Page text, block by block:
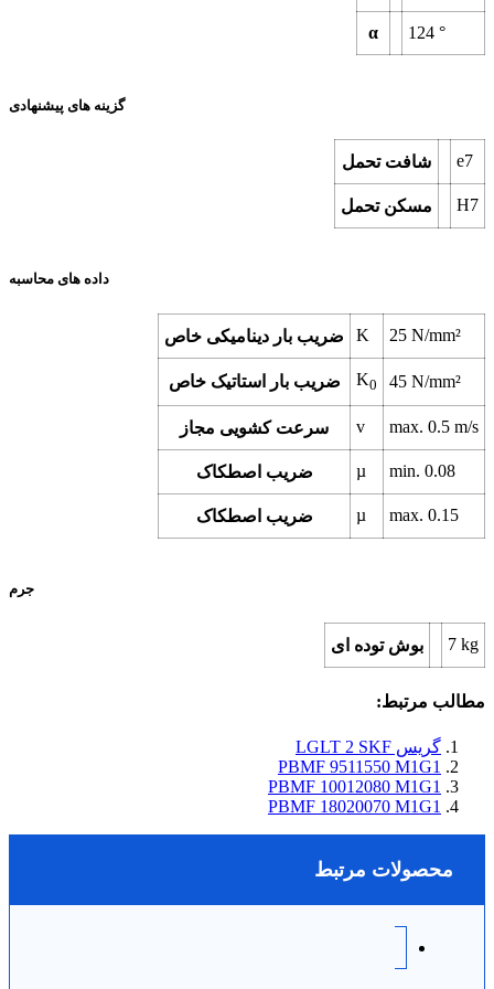
α 124 °
گزینه های پیشنهادی
شافت تحمل e7
مسکن تحمل H7
داده های محاسبه
ضریب بار دینامیکی خاص K 25 N/mm²
ضریب بار استاتیک خاص K0 45 N/mm²
سرعت کشویی مجاز v max. 0.5 m/s
ضریب اصطکاک µ min. 0.08
ضریب اصطکاک µ max. 0.15
جرم
بوش توده ای 7 kg
مطالب مرتبط:
گریس LGLT 2 SKF
PBMF 9511550 M1G1
PBMF 10012080 M1G1
PBMF 18020070 M1G1
محصولات مرتبط